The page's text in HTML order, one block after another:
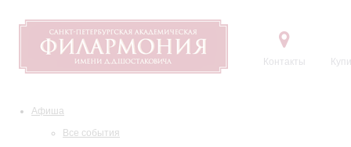
Контакты
Афиша
Все события